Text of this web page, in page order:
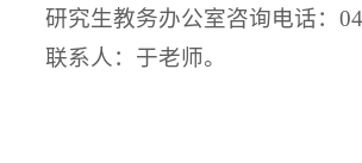
研究生教务办公室咨询电话：
联系人：于老师。